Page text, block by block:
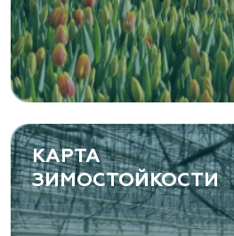
растений
Самарская область, с.
Фермерская 14 А
(8482) 650 010
www.yoly-paly.ru
«ВЕНЕВ» питомник
Тульская область,
КАРТА
ЗИМОСТОЙКОСТИ